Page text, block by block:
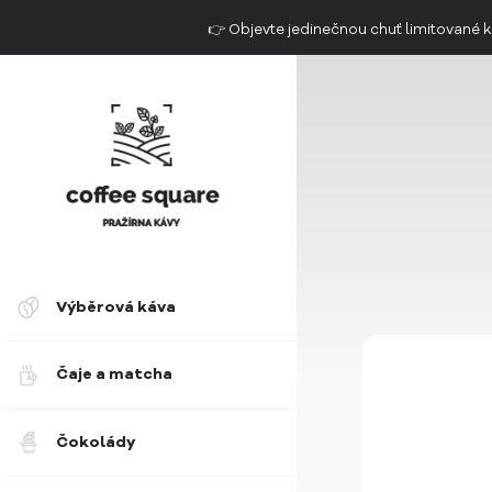
👉 Objevte jedinečnou chuť limitované
Doručení do 2. dne už od 49
Výběrová káva
Čaje a matcha
Čokolády